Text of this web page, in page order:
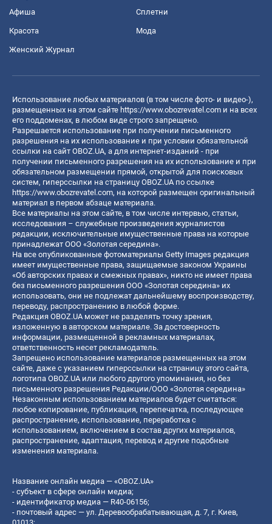
Афиша Сплетни
Красота Мода
Женский Журнал
Использование любых материалов (в том числе фото- и видео-),
размещенных на этом сайте https://www.obozrevatel.com и на всех
его поддоменах, в любом виде строго запрещено.
Разрешается использование при получении письменного
разрешения на их использование и при условии обязательной
ссылки на сайт OBOZ.UA, а для интернет-изданий - при
получении письменного разрешения на их использование и при
обязательном размещении прямой, открытой для поисковых
систем, гиперссылки на страницу OBOZ.UA по ссылке
https://www.obozrevatel.com, на которой размещен оригинальный
материал в первом абзаце материала.
Все материалы на этом сайте, в том числе интервью, статьи,
исследования – служебные произведения журналистов
редакции, исключительные имущественные права на которые
принадлежат ООО «Золотая середина».
На все опубликованные фотоматериалы Getty Images редакция
имеет имущественные права, защищаемые законом Украины
«Об авторских правах и смежных правах», никто не имеет права
без письменного разрешения ООО «Золотая середина» их
использовать, они не подлежат дальнейшему воспроизводству,
переводу, распространению в любой форме.
Редакция OBOZ.UA может не разделять точку зрения,
изложенную в авторском материале. За достоверность
информации, размещенной в рекламных материалах,
ответственность несет рекламодатель.
Запрещено использование материалов размещенных на этом
сайте, даже с указанием гиперссылки на страницу этого сайта,
логотипа OBOZ.UA или любого другого упоминания, но без
письменного разрешения Редакции/ООО «Золотая середина»
Незаконным использованием материалов будет считаться:
любое копирование, публикация, перепечатка, последующее
распространение, использование, переработка с
использованием, включением в состав других материалов,
распространение, адаптация, перевод и другие подобные
изменения материала.
Название онлайн медиа — «OBOZ.UA»
- субъект в сфере онлайн медиа;
- идентификатор медиа — R40-06156;
- почтовый адрес — ул. Деревообрабатывающая, д. 7, г. Киев,